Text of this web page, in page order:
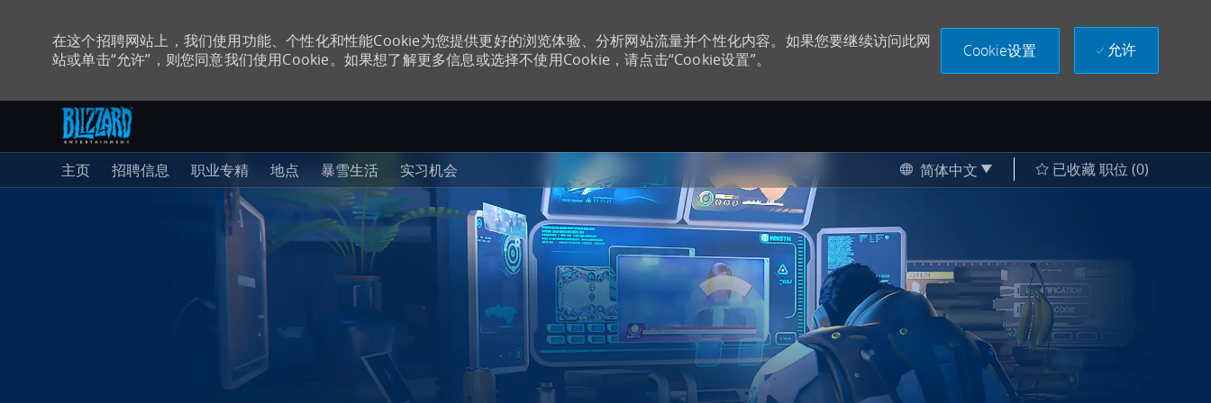
在这个招聘网站上，我们使用功能、个性化和性能Cookie为您提供更好的浏览体验、分析网站流量并个性化内容。如果您要继续访问此网
站或单击“允许”，则您同意我们使用Cookie。如果想了解更多信息或选择不使用Cookie，请点击“Cookie设置”。
Cookie设置 允许
跳至主内容
主页 招聘信息 职业专精 地点 暴雪生活 实习机会 Language selected
Chinese
简体中文 已收藏 职位 (0)